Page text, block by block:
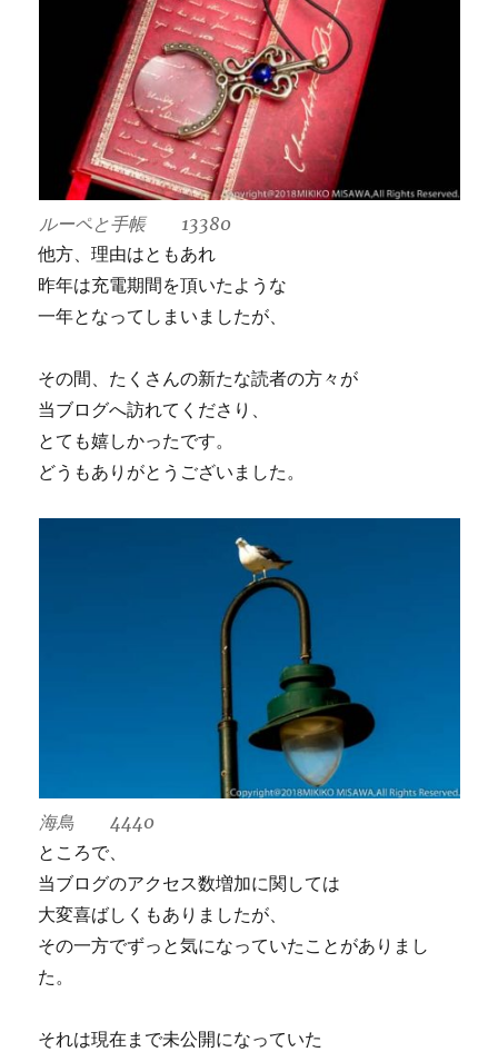
ルーペと手帳 13380
他方、理由はともあれ
昨年は充電期間を頂いたような
一年となってしまいましたが、
その間、たくさんの新たな読者の方々が
当ブログへ訪れてくださり、
とても嬉しかったです。
どうもありがとうございました。
海鳥 4440
ところで、
当ブログのアクセス数増加に関しては
大変喜ばしくもありましたが、
その一方でずっと気になっていたことがありまし
た。
それは現在まで未公開になっていた